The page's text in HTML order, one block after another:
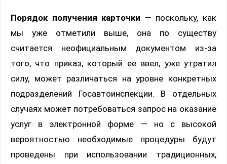
Порядок получения карточки — поскольку, как
мы уже отметили выше, она по существу
считается неофициальным документом из-за
того, что приказ, который ее ввел, уже утратил
силу, может различаться на уровне конкретных
подразделений Госавтоинспекции. В отдельных
случаях может потребоваться запрос на оказание
услуг в электронной форме — но с высокой
вероятностью необходимые процедуры будут
проведены при использовании традиционных,